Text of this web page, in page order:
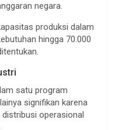
negara.
produksi dalam
hingga 70.000
satu program
signifikan karena
operasional